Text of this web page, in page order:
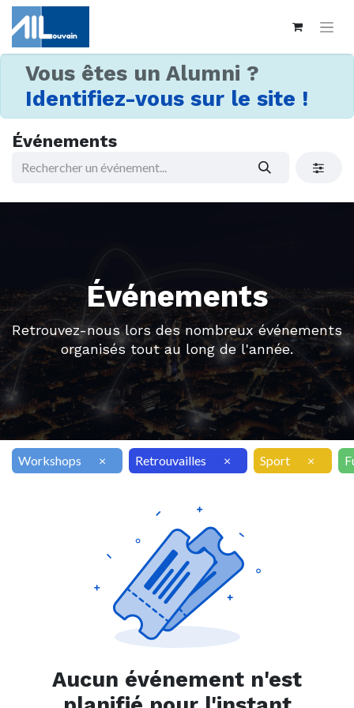
Vous êtes un Alumni ?
Identifiez-vous sur le site !
Événements
Événements
Retrouvez-nous lors des nombreux événements
organisés tout au long de l'année.
Workshops × Retrouvailles × Sport ×
Aucun événement n'est